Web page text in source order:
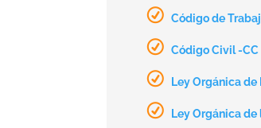
Código de
Código Civil -CC
Ley Orgánica
Ley Orgánica de